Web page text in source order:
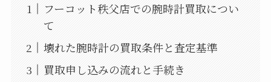
フーコット秩父店での腕時計買取につい
て
壊れた腕時計の買取条件と査定基準
買取申し込みの流れと手続き